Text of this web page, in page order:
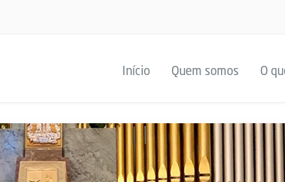
Início Quem somos O